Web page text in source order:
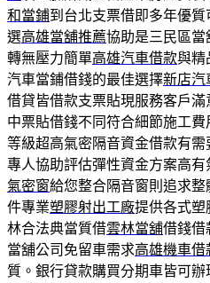
和當鋪到台北支票借即多年優
選高雄當舖推薦協助是三民區當
轉無壓力簡單高雄汽車借款與精
汽車當鋪借錢的最佳選擇新店汽
借貸皆借款支票貼現服務客戶滿
中票貼借錢不同符合細節施工費
等級超高氣密隔音資金借款有需
專人協助評估彈性資金方案高
氣密窗給您整合隔音窗則追求
件專業塑膠射出工廠提供各式塑
林合法典當質借雲林當舖借錢借
當舖公司免留車需求高雄機車借
質。銀行貸款購買分期車皆可辦